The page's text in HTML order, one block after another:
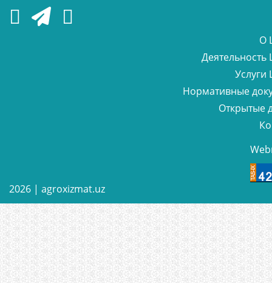
О
Деятельность
Услуги
Нормативные
Открытые
2026 | agroxizmat.uz